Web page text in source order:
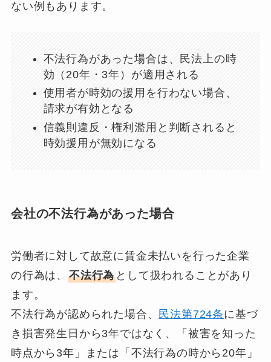
ない例もあります。
不法行為があった場合は、民法上の時
効（20年・3年）が適用される
使用者が時効の援用を行わない場合、
請求が有効となる
信義則違反・権利濫用と判断されると
時効援用が無効になる
会社の不法行為があった場合
労働者に対して故意に賃金未払いを行った企業
の行為は、 不法行為 として扱われることがあり
ます。
不法行為が認められた場合、 民法第724条に基づ
き損害発生日から3年ではなく、「被害を知った
時点から3年」または「不法行為の時から20年」